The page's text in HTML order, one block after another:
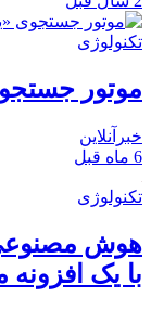
تکنولوژی
موتور
خبرآنلاین
6 ماه قبل
تکنولوژی
هوش مصنوعی
با یک